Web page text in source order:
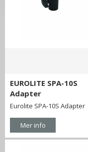
EUROLITE SPA-10S
Adapter
Eurolite SPA-10S Adapter
Mer info